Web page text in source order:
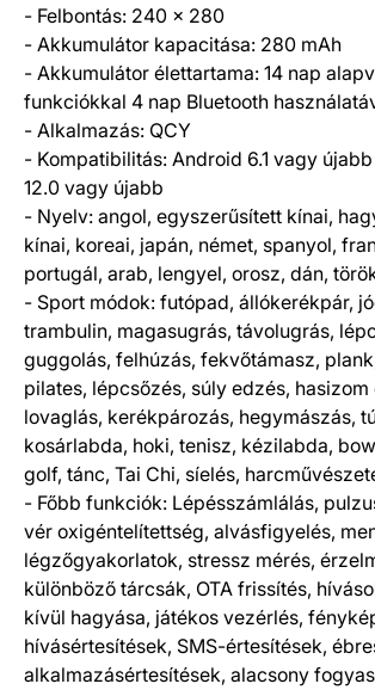
- Felbontás: 240 x 280
- Akkumulátor kapacitása: 280 mAh
- Akkumulátor élettartama: 14 nap
funkciókkal 4 nap Bluetooth
- Alkalmazás: QCY
- Kompatibilitás: Android 6.1 vagy
12.0 vagy újabb
- Nyelv: angol, egyszerűsített kínai,
kínai, koreai, japán, német, spanyol,
portugál, arab, lengyel, orosz, dán,
- Sport módok: futópad, állókerékpár,
trambulin, magasugrás, távolugrás,
guggolás, felhúzás, fekvőtámasz,
pilates, lépcsőzés, súly edzés, hasizom
lovaglás, kerékpározás, hegymászás,
kosárlabda, hoki, tenisz, kézilabda,
golf, tánc, Tai Chi, síelés,
- Főbb funkciók: Lépésszámlálás,
vér oxigéntelítettség, alvásfigyelés,
légzőgyakorlatok, stressz mérés,
különböző tárcsák, OTA frissítés,
kívül hagyása, játékos vezérlés,
hívásértesítések, SMS-értesítések,
alkalmazásértesítések, alacsony